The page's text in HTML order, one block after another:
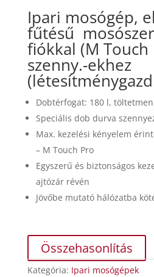
Ipari mosógép,
fűtésű
fiókkal (M
szenny.-ekhez
Dobtérfogat: 180 l,
Speciális dob durva
Max. kezelési kényelem
– M Touch Pro
Egyszerű és biztonságos
ajtózár révén
Jövőbe mutató hálózatba
Összehasonlítás
Kategória: Ipari mosógépek